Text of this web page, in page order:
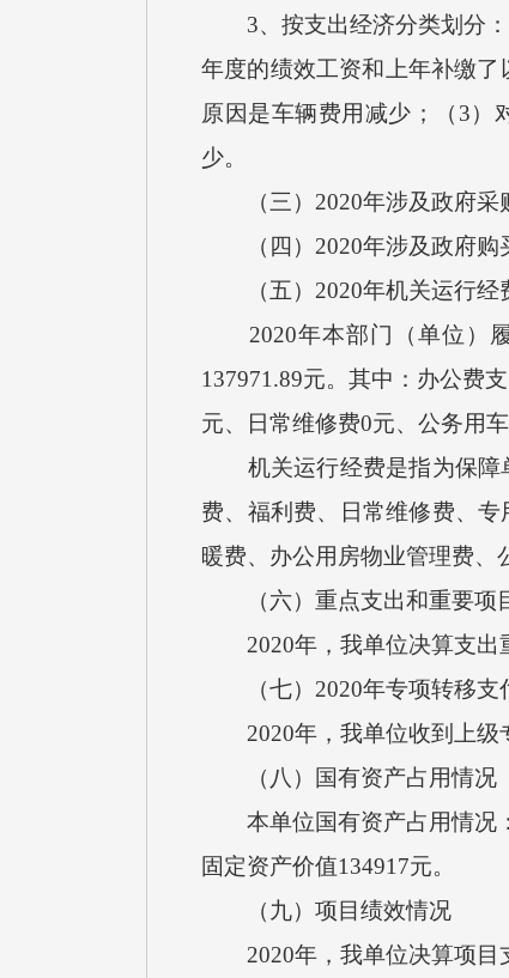
3、按支出经济分类划分：
年度的绩效工资和上年补缴了
原因是车辆费用减少；（3）
少。
（三）2020年涉及政府采
（四）2020年涉及政府购
（五）2020年机关运行经
2020年本部门（单位）履
137971.89元。其中：办公费
元、日常维修费0元、公务用
机关运行经费是指为保障单
费、福利费、日常维修费、
暖费、办公用房物业管理费、
（六）重点支出和重要项
2020年，我单位决算支出
（七）2020年专项转移支
2020年，我单位收到上级
（八）国有资产占用情况
本单位国有资产占用情况：
固定资产价值134917元。
（九）项目绩效情况
2020年，我单位决算项目支